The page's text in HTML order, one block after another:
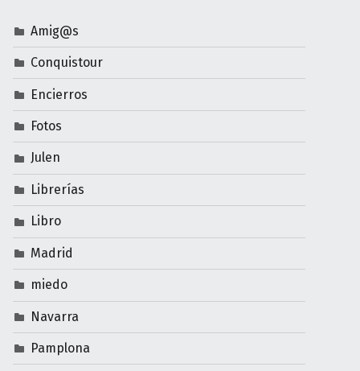
Amig@s
Conquistour
Encierros
Fotos
Julen
Librerías
Libro
Madrid
miedo
Navarra
Pamplona